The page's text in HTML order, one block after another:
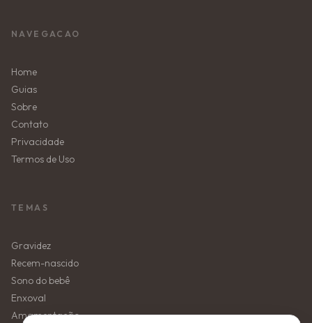
NAVEGACAO
Home
Guias
Sobre
Contato
Privacidade
Termos de Uso
TEMAS
Gravidez
Recem-nascido
Sono do bebê
Enxoval
Amamentação